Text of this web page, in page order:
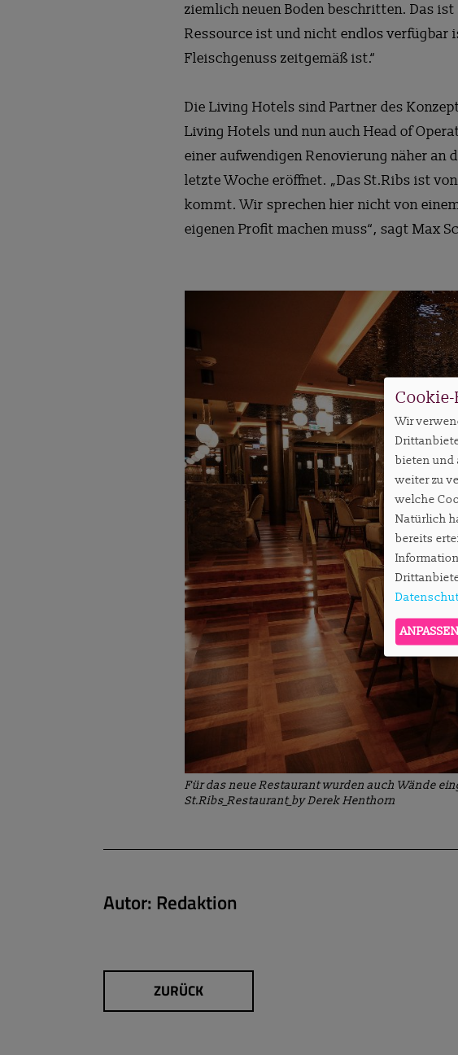
ziemlich neuen Boden beschritten. Das
Ressource ist und nicht endlos
Fleischgenuss zeitgemäß ist.“
Die Living Hotels sind Partner des
Living Hotels und nun auch Head of
einer aufwendigen Renovierung näher
letzte Woche eröffnet. „Das St.Ribs ist
kommt. Wir sprechen hier nicht von
eigenen Profit machen muss“, sagt Max
Für das neue Restaurant wurden auch Wände
St.Ribs_Restaurant_by Derek Henthorn
Autor: Redaktion
ZURÜCK
Wir
bieten und
weiter zu
welche
Natürlich
bereits